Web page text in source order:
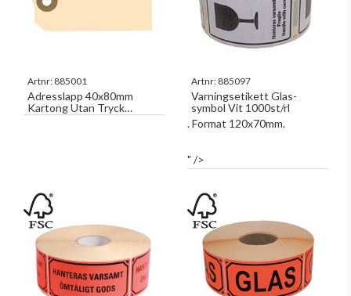
Artnr: 885001
Adresslapp 40x80mm
Kartong Utan Tryck
1000st/fp
Artnr: 885097
Varningsetikett Glas-
symbol Vit 1000st/rl
. Format 120x70mm.
" />